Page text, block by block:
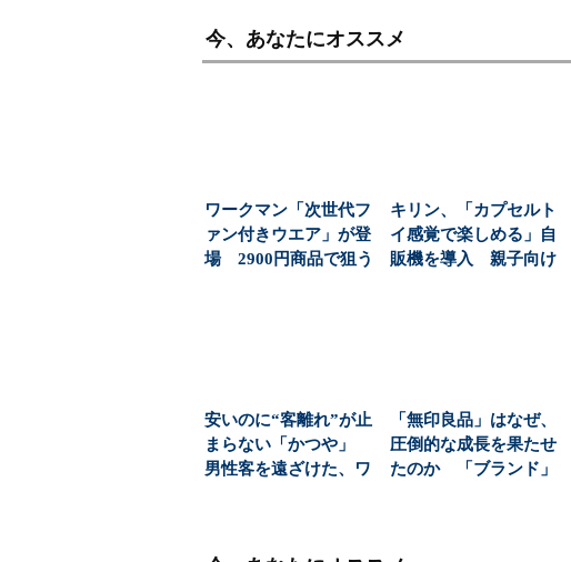
今、あなたにオススメ
ワークマン「次世代フ
ァン付きウエア」が登
場 2900円商品で狙う
キリン、「カプセルト
イ感覚で楽しめる」自
販機を導入 親子向け
安いのに“客離れ”が止
まらない「かつや」
男性客を遠ざけた、ワ
「無印良品」はなぜ、
圧倒的な成長を果たせ
たのか 「ブランド」